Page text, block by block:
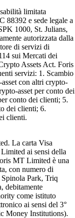
limitata
88392 e sede legale a
1000, St. Julians,
autorizzata dalla
di servizi di
sui Mercati dei
Assets Act. Foris
servizi: 1. Scambio
con altri crypto-
asset per conto dei
conto dei clienti; 5.
dei clienti; 6.
clienti.
La carta Visa
ai sensi della
MT Limited è una
con numero di
Park, Triq
debitamente
come istituto
ai sensi del 3°
Money Institutions).